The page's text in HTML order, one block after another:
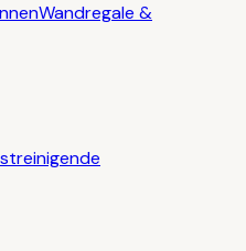
Wandregale &